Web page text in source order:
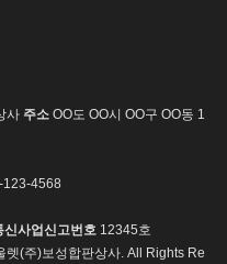
사 주소 OO도 OO시 OO구 OO동 1
123-4568
신사업신고번호 12345호
(주)보성합판상사. All Rights Re